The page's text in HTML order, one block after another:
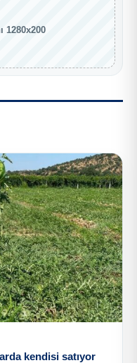
1280x200
kendisi satıyor